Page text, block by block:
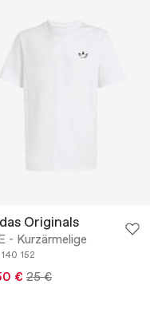
Originals
- Kurzärmelige
140 152
€ 25 €